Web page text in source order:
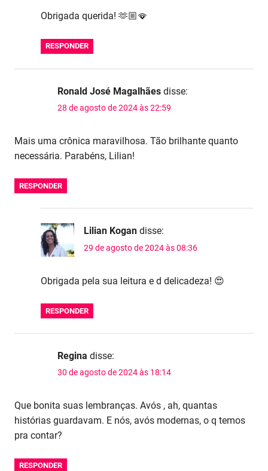
Obrigada querida! 🫶🏼🪭
RESPONDER
Ronald José Magalhães disse:
28 de agosto de 2024 às 22:59
Mais uma crônica maravilhosa. Tão brilhante quanto
necessária. Parabéns, Lilian!
RESPONDER
Lilian Kogan disse:
29 de agosto de 2024 às 08:36
Obrigada pela sua leitura e d delicadeza! 😍
RESPONDER
Regina disse:
30 de agosto de 2024 às 18:14
Que bonita suas lembranças. Avós , ah, quantas
histórias guardavam. E nós, avós modernas, o q temos
pra contar?
RESPONDER